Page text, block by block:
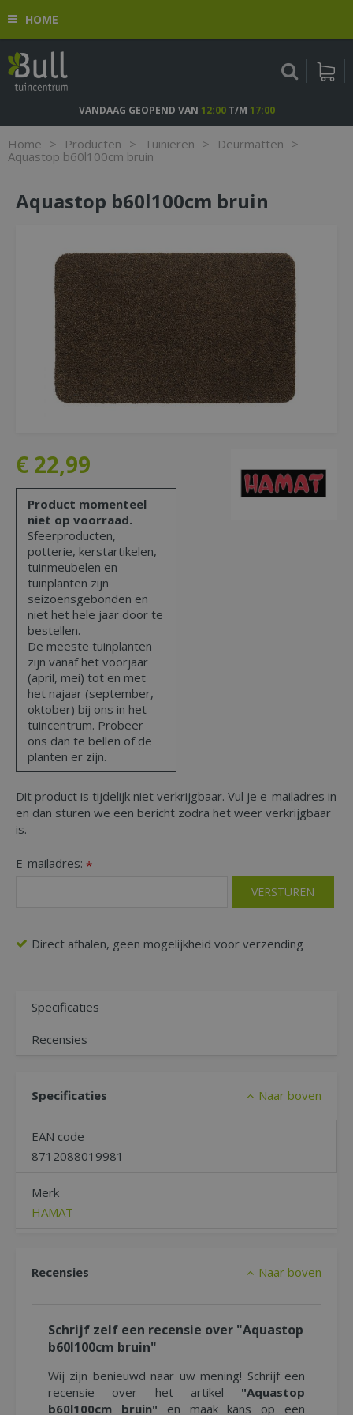
n
o
HOME
Home > Producten > Tuinieren > Deurmatten >
Aquastop b60l100cm bruin
VANDAAG GEOPEND VAN 12:00T/M 17:00
Aquastop b60l100cm bruin
€ 22,99
Product momenteel
niet op voorraad.
Sfeerproducten,
potterie, kerstartikelen,
tuinmeubelen en
tuinplanten zijn
seizoensgebonden en
niet het hele jaar door te
bestellen.
De meeste tuinplanten
zijn vanaf het voorjaar
(april, mei) tot en met
het najaar (september,
oktober) bij ons in het
tuincentrum. Probeer
ons dan te bellen of de
planten er zijn.
Dit product is tijdelijk niet verkrijgbaar. Vul je e-mailadres in
en dan sturen we een bericht zodra het weer verkrijgbaar
is.
E-mailadres: *
Direct afhalen, geen mogelijkheid voor verzending
Specificaties
Recensies
Specificaties Naar boven
EAN code
8712088019981
Merk
HAMAT
Recensies Naar boven
Schrijf zelf een recensie over "Aquastop
b60l100cm bruin"
Wij zijn benieuwd naar uw mening! Schrijf een
recensie over het artikel "Aquastop
b60l100cm bruin" en maak kans op een